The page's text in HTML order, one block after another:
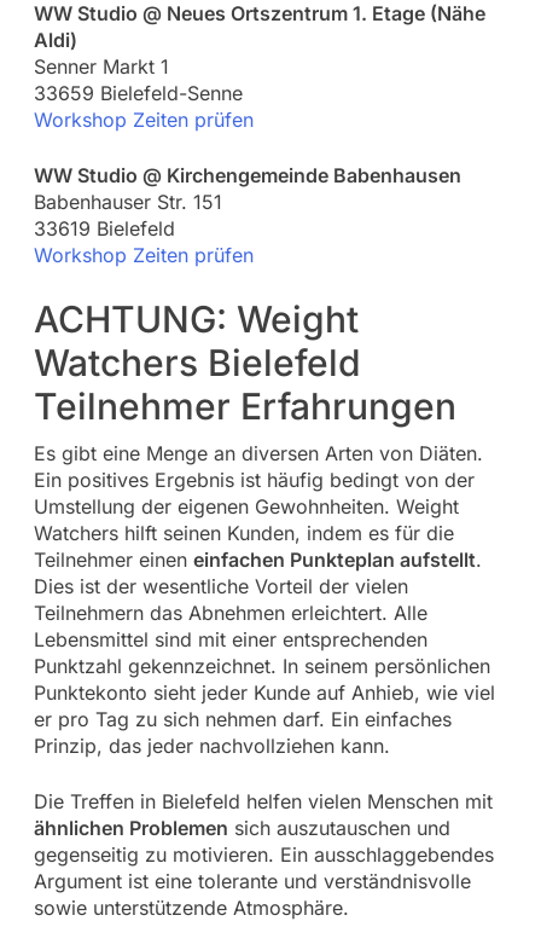
WW Studio @ Neues Ortszentrum 1. Etage (Nähe
Aldi)
Senner Markt 1
33659 Bielefeld-Senne
Workshop Zeiten prüfen
WW Studio @ Kirchengemeinde Babenhausen
Babenhauser Str. 151
33619 Bielefeld
Workshop Zeiten prüfen
ACHTUNG: Weight
Watchers Bielefeld
Teilnehmer Erfahrungen
Es gibt eine Menge an diversen Arten von Diäten.
Ein positives Ergebnis ist häufig bedingt von der
Umstellung der eigenen Gewohnheiten. Weight
Watchers hilft seinen Kunden, indem es für die
Teilnehmer einen einfachen Punkteplan aufstellt.
Dies ist der wesentliche Vorteil der vielen
Teilnehmern das Abnehmen erleichtert. Alle
Lebensmittel sind mit einer entsprechenden
Punktzahl gekennzeichnet. In seinem persönlichen
Punktekonto sieht jeder Kunde auf Anhieb, wie viel
er pro Tag zu sich nehmen darf. Ein einfaches
Prinzip, das jeder nachvollziehen kann.
Die Treffen in Bielefeld helfen vielen Menschen mit
ähnlichen Problemen sich auszutauschen und
gegenseitig zu motivieren. Ein ausschlaggebendes
Argument ist eine tolerante und verständnisvolle
sowie unterstützende Atmosphäre.